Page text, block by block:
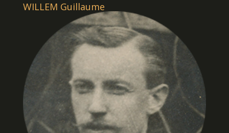
WILLEM Guillaume